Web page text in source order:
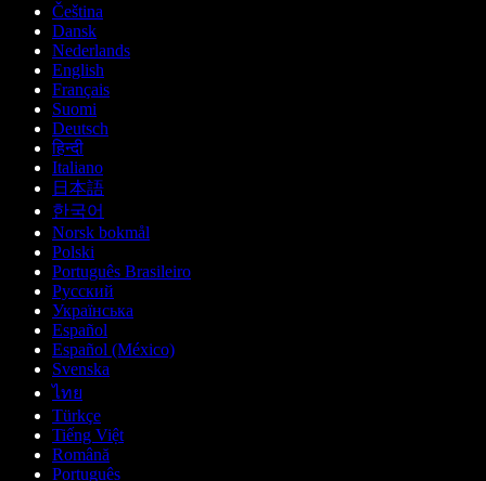
Čeština
Dansk
Nederlands
English
Français
Suomi
Deutsch
हिन्दी
Italiano
日本語
한국어
Norsk bokmål
Polski
Português Brasileiro
Русский
Українська
Español
Español (México)
Svenska
ไทย
Türkçe
Tiếng Việt
Română
Português